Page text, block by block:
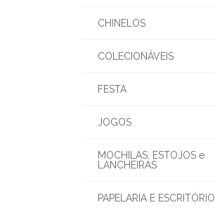
CHINELOS
COLECIONÁVEIS
FESTA
JOGOS
MOCHILAS, ESTOJOS e
LANCHEIRAS
PAPELARIA E ESCRITÓRIO